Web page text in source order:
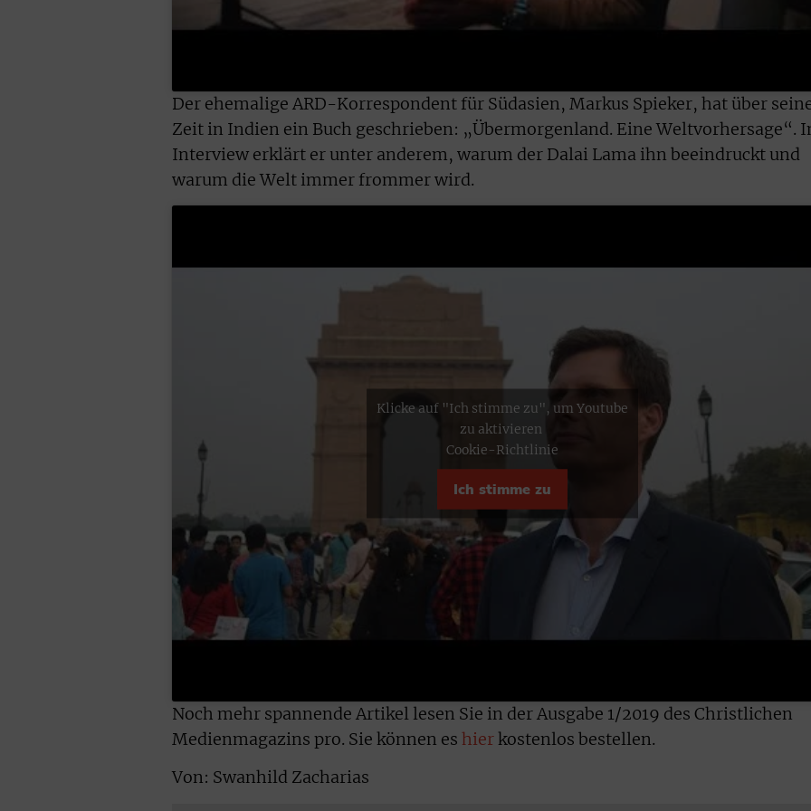
Der ehemalige ARD-Korrespondent für Südasien, Markus Spieker, hat über
Zeit in Indien ein Buch geschrieben: „Übermorgenland. Eine Weltvorhersage“.
Interview erklärt er unter anderem, warum der Dalai Lama ihn beeindruckt und
warum die Welt immer frommer wird.
Klicke auf "Ich stimme zu", um Youtube
zu aktivieren
Cookie-Richtlinie
Ich stimme zu
Noch mehr spannende Artikel lesen Sie in der Ausgabe 1/2019 des Christlichen
Medienmagazins pro. Sie können es hier kostenlos bestellen.
Von: Swanhild Zacharias